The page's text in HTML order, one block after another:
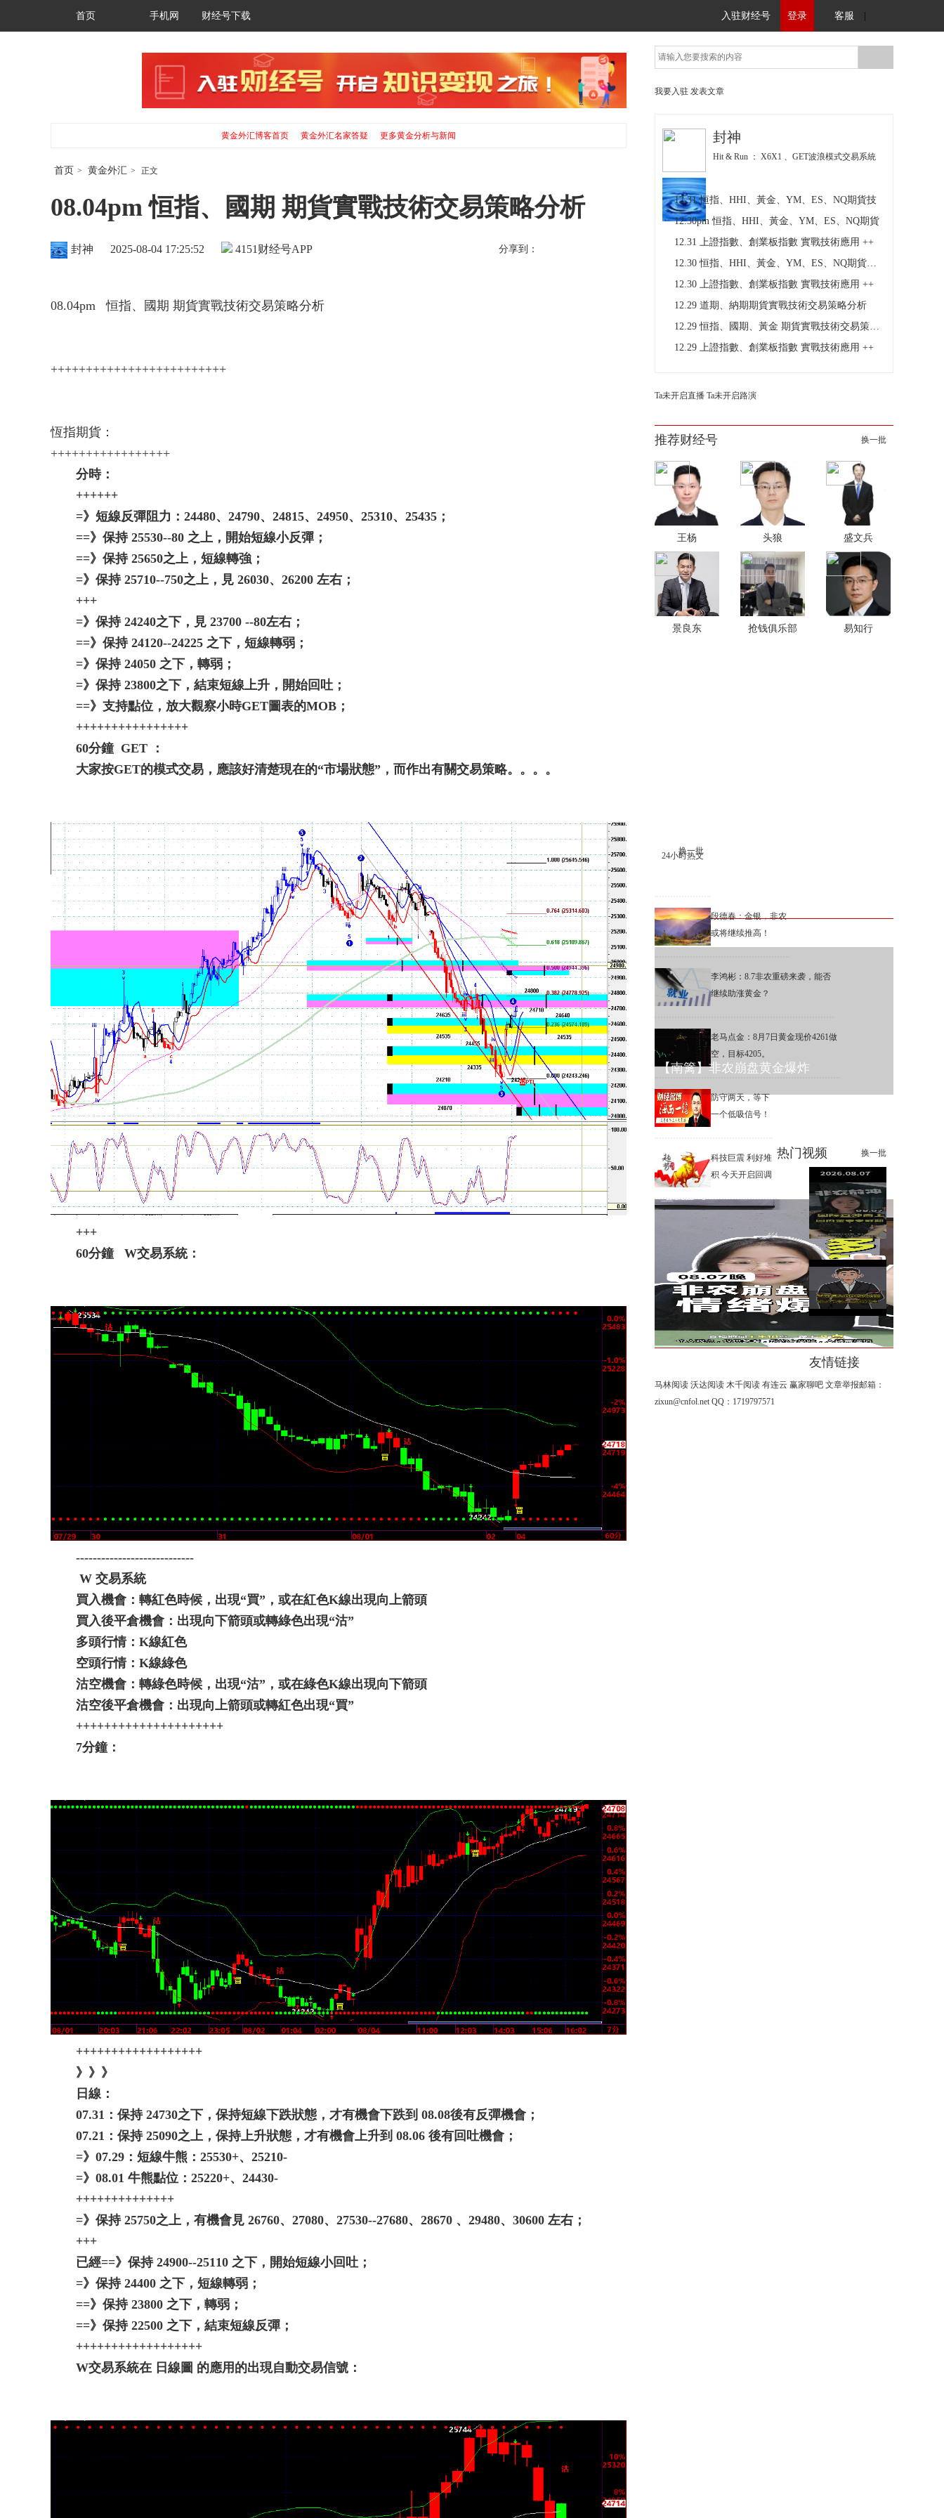
首页 手机网 财经号下载 入驻财经号 登录 客服
黄金外汇博客首页 黄金外汇名家答疑 更多黄金分析与新闻
首页 > 黄金外汇 > 正文
08.04pm 恒指、國期 期貨實戰技術交易策略分析
财经号APP
封神 2025-08-04 17:25:52 4151 分享到：
08.04pm 恒指、國期 期貨實戰技術交易策略分析
+++++++++++++++++++++++++
恆指期貨：
+++++++++++++++++
分時：
++++++
=》短線反彈阻力：24480、24790、24815、24950、25310、25435；
==》保持 25530--80 之上，開始短線小反彈；
==》保持 25650之上，短線轉強；
=》保持 25710--750之上，見 26030、26200 左右；
+++
=》保持 24240之下，見 23700 --80左右；
==》保持 24120--24225 之下，短線轉弱；
=》保持 24050 之下，轉弱；
=》保持 23800之下，結束短線上升，開始回吐；
==》支持點位，放大觀察小時GET圖表的MOB；
++++++++++++++++
60分鐘 GET ：
大家按GET的模式交易，應該好清楚現在的“市場狀態”，而作出有關交易策略。。。。
+++
60分鐘 W交易系統：
----------------------------
W 交易系統
買入機會：轉紅色時候，出現“買”，或在紅色K線出現向上箭頭
買入後平倉機會：出現向下箭頭或轉綠色出現“沽”
多頭行情：K線紅色
空頭行情：K線綠色
沽空機會：轉綠色時候，出現“沽”，或在綠色K線出現向下箭頭
沽空後平倉機會：出現向上箭頭或轉紅色出現“買”
+++++++++++++++++++++
7分鐘：
++++++++++++++++++
》》》
日線：
07.31：保持 24730之下，保持短線下跌狀態，才有機會下跌到 08.08後有反彈機會；
07.21：保持 25090之上，保持上升狀態，才有機會上升到 08.06 後有回吐機會；
=》07.29：短線牛熊：25530+、25210-
=》08.01 牛熊點位：25220+、24430-
++++++++++++++
=》保持 25750之上，有機會見 26760、27080、27530--27680、28670 、29480、30600 左右；
+++
已經==》保持 24900--25110 之下，開始短線小回吐；
=》保持 24400 之下，短線轉弱；
==》保持 23800 之下，轉弱；
==》保持 22500 之下，結束短線反彈；
++++++++++++++++++
W交易系統在 日線圖 的應用的出現自動交易信號：
我要入驻 发表文章
封神
Hit & Run ： X6X1 、GET波浪模式交易系統
12.31 恒指、HHI、黃金、YM、ES、NQ期貨技
12.30pm 恒指、HHI、黃金、YM、ES、NQ期貨
12.31 上證指數、創業板指數 實戰技術應用 ++
12.30 恒指、HHI、黃金、YM、ES、NQ期貨技術
12.30 上證指數、創業板指數 實戰技術應用 ++
12.29 道期、納期期貨實戰技術交易策略分析
12.29 恒指、國期、黃金 期貨實戰技術交易策略分析
12.29 上證指數、創業板指數 實戰技術應用 ++
Ta未开启直播 Ta未开启路演
推荐财经号 换一批
王杨 头狼 盛文兵
景良东 抢钱俱乐部 易知行
24小时热文
换一批
段德春：金银，非农
或将继续推高！
李鸿彬：8.7非农重磅来袭，能否
继续助涨黄金？
老马点金：8月7日黄金现价4261做
空，目标4205。
防守两天，等下
一个低吸信号！
科技巨震 利好堆
积 今天开启回调
热门视频 换一批
【南篱】非农崩盘黄金爆炸
李鸿彬：8.7黄金大非农来了，
你看涨还是看跌？
【南篱】黄金想涨要注意
杨山海：8月非农进入倒计时阶
段！
友情链接
马林阅读 沃达阅读 木千阅读 有连云 赢家聊吧 文章举报邮箱：
zixun@cnfol.net QQ：1719797571